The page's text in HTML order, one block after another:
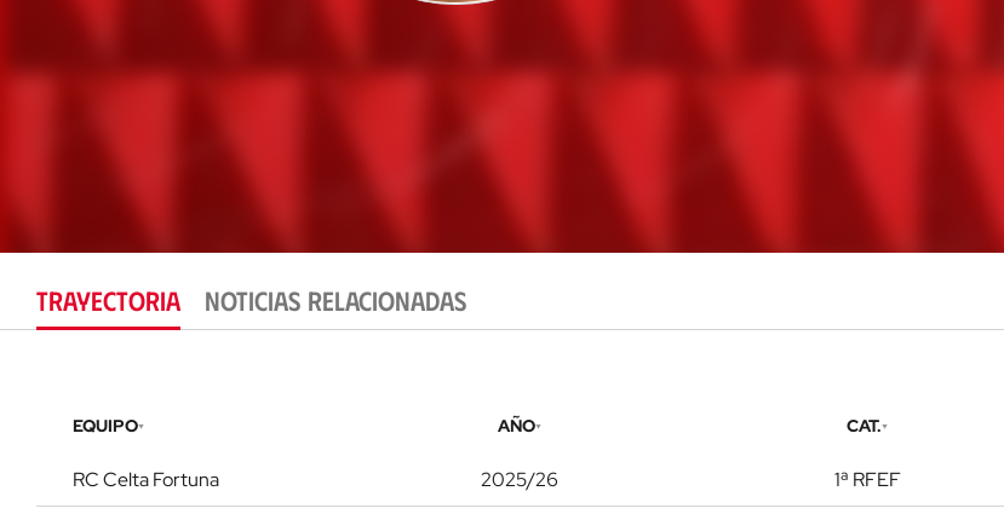
TRAYECTORIA NOTICIAS RELACIONADAS
EQUIPO AÑO CAT.
RC Celta Fortuna 2025/26 1ª RFEF